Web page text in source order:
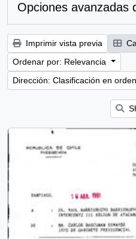
Opciones avanzadas
Imprimir vista previa
Ordenar por: Relevancia
Dirección: Clasificación en